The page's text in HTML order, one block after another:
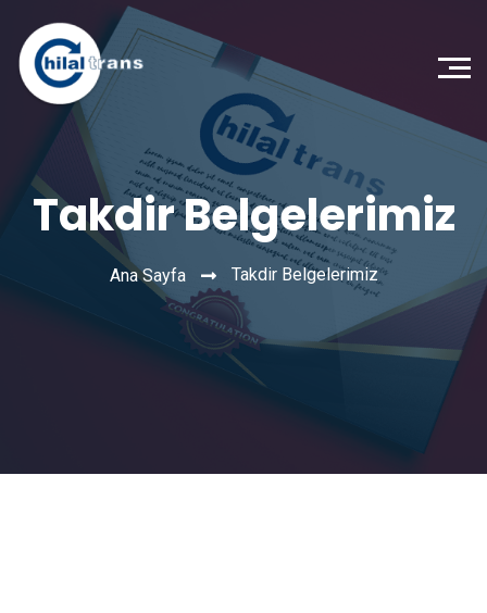
Takdir Belgelerimiz
Ana Sayfa Takdir Belgelerimiz